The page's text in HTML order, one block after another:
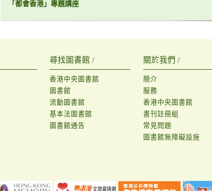
「都會香港」專題講座
尋找圖書館 /
香港中央圖書館
圖書館
流動圖書館
基本法圖書館
圖書館通告
關於我們 /
簡介
服務
香港中央圖書館
書刊註冊組
常見問題
圖書館無障礙設施